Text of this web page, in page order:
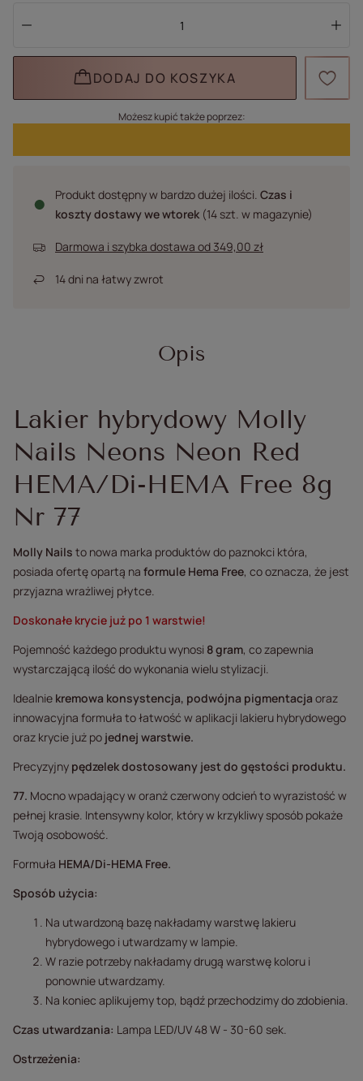
DODAJ DO KOSZYKA
Możesz kupić także poprzez:
Produkt dostępny w bardzo dużej ilości Czas i
koszty dostawywe wtorek (14 szt. w magazynie)
Darmowa i szybka dostawa od 349,00 zł
14dni na łatwy zwrot
Opis
Lakier hybrydowy Molly
Nails Neons Neon Red
HEMA/Di-HEMA Free 8g
Nr 77
Molly Nails to nowa marka produktów do paznokci która,
posiada ofertę opartą na formule Hema Free, co oznacza, że jest
przyjazna wrażliwej płytce.
Doskonałe krycie już po 1 warstwie!
Pojemność każdego produktu wynosi 8 gram, co zapewnia
wystarczającą ilość do wykonania wielu stylizacji.
Idealnie kremowa konsystencja, podwójna pigmentacja oraz
innowacyjna formuła to łatwość w aplikacji lakieru hybrydowego
oraz krycie już po jednej warstwie.
Precyzyjny pędzelekdostosowany jest do gęstości produktu.
77. Mocno wpadający w oranż czerwony odcień to wyrazistość w
pełnej krasie. Intensywny kolor, który w krzykliwy sposób pokaże
Twoją osobowość.
Formuła HEMA/Di-HEMA Free.
Sposób użycia:
Na utwardzoną bazę nakładamy warstwę lakieru
hybrydowego i utwardzamy w lampie.
W razie potrzeby nakładamy drugą warstwę koloru i
ponownie utwardzamy.
Na koniec aplikujemy top, bądź przechodzimy do zdobienia.
Czas utwardzania: Lampa LED/UV 48 W - 30-60 sek.
Ostrzeżenia: